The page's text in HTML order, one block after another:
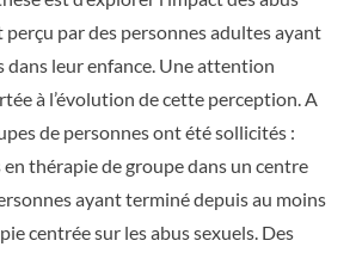
perçu par des personnes adultes ayant
dans leur enfance. Une attention
à l’évolution de cette perception. A
de personnes ont été sollicités :
thérapie de groupe dans un centre
ayant terminé depuis au moins
centrée sur les abus sexuels. Des